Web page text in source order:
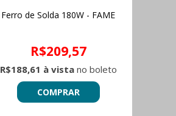
Ferro de Solda 180W - FAME
R$209,57
R$188,61 à vistano boleto
COMPRAR